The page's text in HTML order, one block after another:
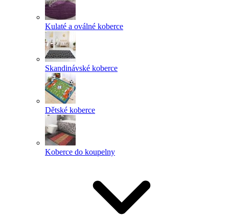
Kulaté a oválné koberce
Skandinávské koberce
Dětské koberce
Koberce do koupelny